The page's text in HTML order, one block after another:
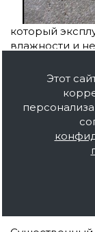
который
влажности и
Доступная
цветовых
материалам
защитного
Для
специалисты
Этот